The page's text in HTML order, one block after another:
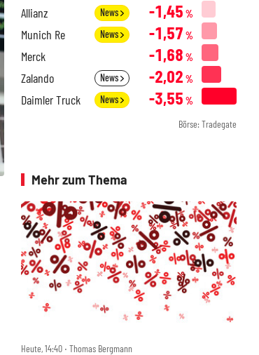
Allianz News -1,45 %
Munich Re News -1,57 %
Merck -1,68 %
Zalando News -2,02 %
Daimler Truck News -3,55 %
Börse: Tradegate
Mehr zum Thema
Heute, 14:40 ‧ Thomas Bergmann